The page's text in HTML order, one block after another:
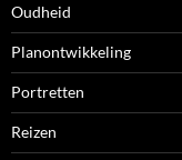
Oudheid
Planontwikkeling
Portretten
Reizen